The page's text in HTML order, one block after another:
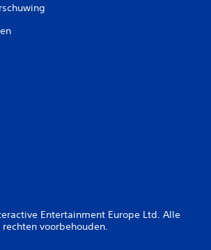
Entertainment Europe Ltd. Alle
rechten voorbehouden.